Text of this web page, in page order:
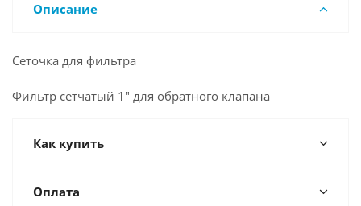
Описание
Сеточка для фильтра
Фильтр сетчатый 1" для обратного клапана
Как купить
Оплата